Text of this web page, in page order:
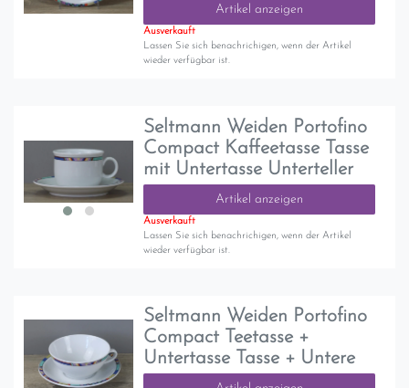
Artikel anzeigen
Ausverkauft
Lassen Sie sich benachrichigen, wenn der Artikel
wieder verfügbar ist.
Seltmann Weiden Portofino
Compact Kaffeetasse Tasse
mit Untertasse Unterteller
Artikel anzeigen
Ausverkauft
Lassen Sie sich benachrichigen, wenn der Artikel
wieder verfügbar ist.
Seltmann Weiden Portofino
Compact Teetasse +
Untertasse Tasse + Untere